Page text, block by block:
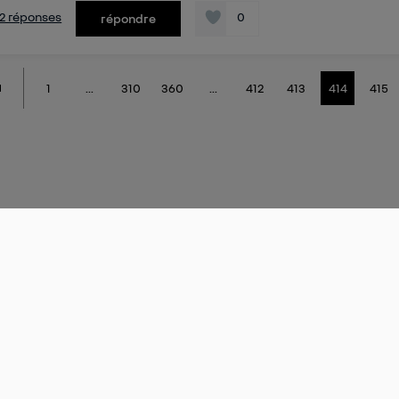
réponses répondre 0
1 310 360 412 413 414 415